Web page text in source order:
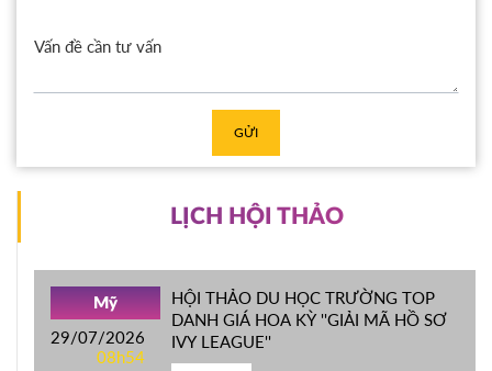
GỬI
LỊCH HỘI THẢO
Mỹ
29/07/2026
08h54
HỘI THẢO DU HỌC TRƯỜNG TOP
DANH GIÁ HOA KỲ ''GIẢI MÃ HỒ SƠ
IVY LEAGUE''